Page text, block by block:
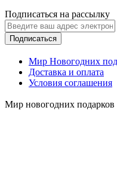
Подписаться на рассылку
Подписаться
Мир Новогодних
Доставка и оплата
Условия соглашения
Мир новогодних